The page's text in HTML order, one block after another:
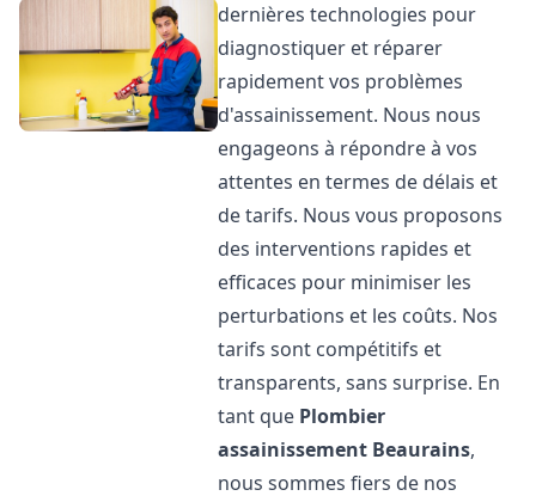
dernières technologies pour
diagnostiquer et réparer
rapidement vos problèmes
d'assainissement. Nous nous
engageons à répondre à vos
attentes en termes de délais et
de tarifs. Nous vous proposons
des interventions rapides et
efficaces pour minimiser les
perturbations et les coûts. Nos
tarifs sont compétitifs et
transparents, sans surprise. En
tant que Plombier
assainissement Beaurains,
nous sommes fiers de nos